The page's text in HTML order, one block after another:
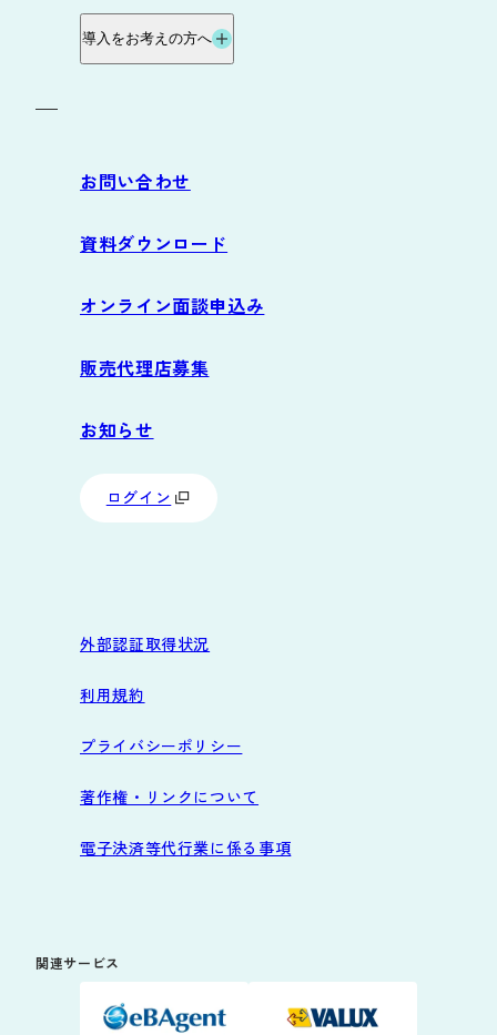
料金試算
導入をお考えの方へ
サポート
よくあるご質問
動作環境
お問い合わせ
資料ダウンロード
オンライン面談申込み
販売代理店募集
お知らせ
ログイン
外部認証取得状況
利用規約
プライバシーポリシー
著作権・リンクについて
電子決済等代行業に係る事項
関連サービス